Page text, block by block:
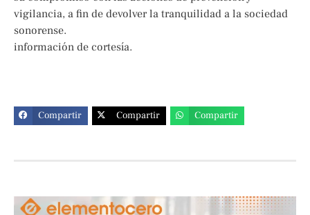
vigilancia, a fin de devolver la tranquilidad a la sociedad
sonorense.
información de cortesía.
Compartir Compartir Compartir